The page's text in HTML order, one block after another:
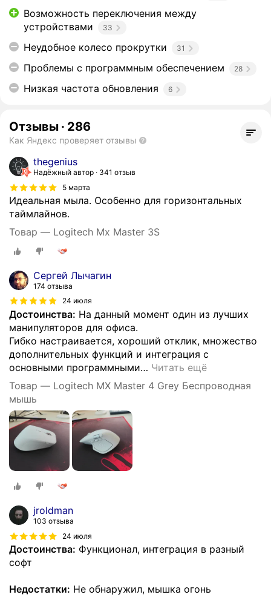
Возможность переключения между
устройствами
33
Неудобное колесо прокрутки 31
Проблемы с программным обеспечением 28
Низкая частота обновления 6
Отзывы · 286
Как Яндекс проверяет отзывы
thegenius
Надёжный автор
341 отзыв
5 марта
Идеальная мыла. Особенно для горизонтальных
таймлайнов.
Товар — Logitech Mx Master 3S
Сергей Лычагин
174 отзыва
24 июля
Достоинства: На данный момент один из лучших
манипуляторов для офиса.
Гибко настраивается, хороший отклик, множество
дополнительных функций и интеграция с
основными программными… Читать ещё
Товар — Logitech MX Master 4 Grey Беспроводная
мышь
jroldman
103 отзыва
24 июля
Достоинства: Функционал, интеграция в разный
софт
Недостатки: Не обнаружил, мышка огонь